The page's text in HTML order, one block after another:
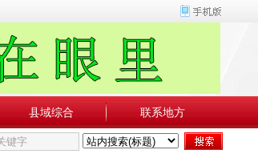
县域综合 联系地方